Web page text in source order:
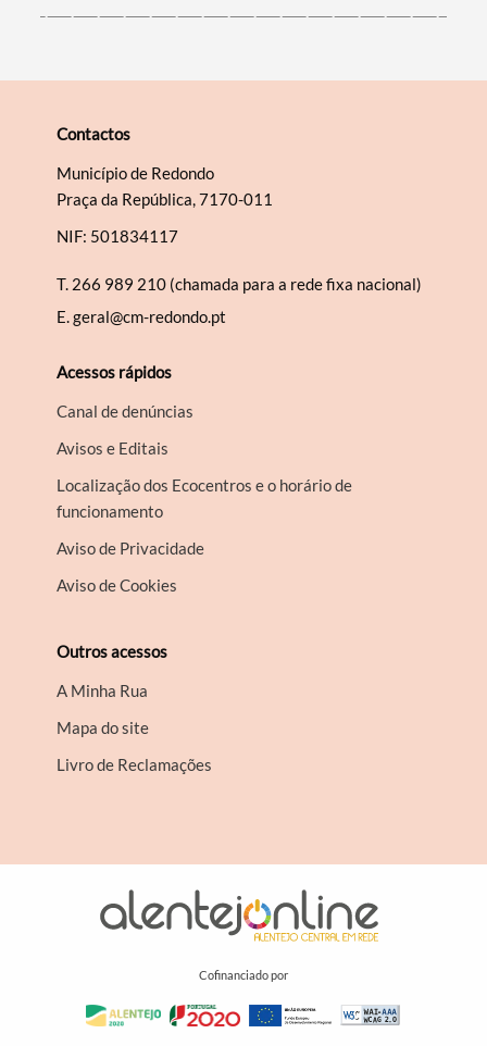
Contactos
Município de Redondo
Praça da República, 7170-011
NIF: 501834117
T. 266 989 210 (chamada para a rede fixa nacional)
E.geral@cm-redondo.pt
Acessos rápidos
Canal de denúncias
Avisos e Editais
Localização dos Ecocentros e o horário de
funcionamento
Aviso de Privacidade
Aviso de Cookies
Outros acessos
A Minha Rua
Mapa do site
Livro de Reclamações
Cofinanciado por